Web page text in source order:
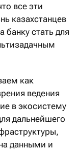
все эти
казахстанцев
стать для
как
ведения
в экосистему
дальнейшего
данными и